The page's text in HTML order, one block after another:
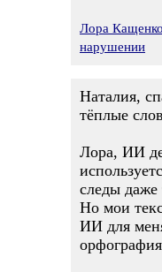
Лора Кащенко
нарушении
Наталия,
тёплые
Лора, ИИ
следы даже
Но мои
ИИ для